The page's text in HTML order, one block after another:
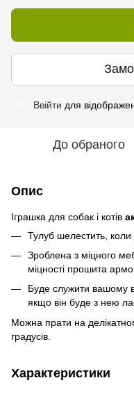
Ввійти для
До обраного
Опис
Іграшка для собак і котів
Тулуб шелестить, коли
Зроблена з міцного
міцності прошита
Буде служити вашому
якщо він буде з нею
Можна прати на
градусів.
Характеристики